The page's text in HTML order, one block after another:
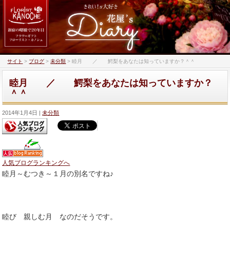
サイト > ブログ >未分類 >睦月 ／ 鰐梨をあなたは知っていますか？＾＾
睦月 ／ 鰐梨をあなたは知っていますか？
＾＾
2014年1月4日 未分類
人気ブログランキングへ
睦月～むつき～１月の別名ですね♪
睦び 親しむ月 なのだそうです。